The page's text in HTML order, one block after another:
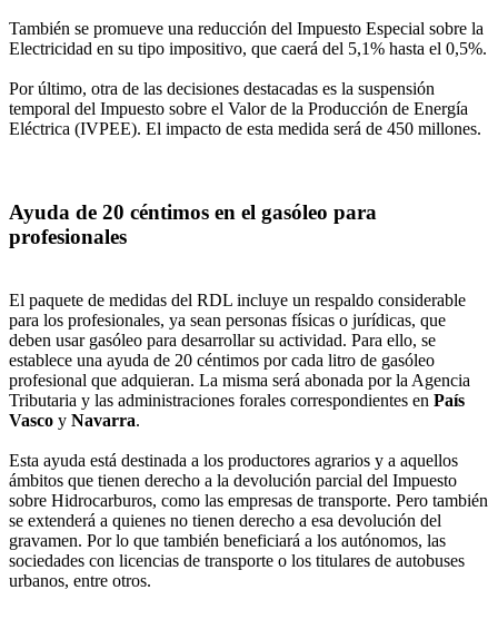
También se promueve una reducción del Impuesto Especial sobre la
Electricidad en su tipo impositivo, que caerá del 5,1% hasta el 0,5%.
Por último, otra de las decisiones destacadas es la suspensión
temporal del Impuesto sobre el Valor de la Producción de Energía
Eléctrica (IVPEE). El impacto de esta medida será de 450 millones.
Ayuda de 20 céntimos en el gasóleo para
profesionales
El paquete de medidas del RDL incluye un respaldo considerable
para los profesionales, ya sean personas físicas o jurídicas, que
deben usar gasóleo para desarrollar su actividad. Para ello, se
establece una ayuda de 20 céntimos por cada litro de gasóleo
profesional que adquieran. La misma será abonada por la Agencia
Tributaria y las administraciones forales correspondientes en País
Vasco y Navarra.
Esta ayuda está destinada a los productores agrarios y a aquellos
ámbitos que tienen derecho a la devolución parcial del Impuesto
sobre Hidrocarburos, como las empresas de transporte. Pero también
se extenderá a quienes no tienen derecho a esa devolución del
gravamen. Por lo que también beneficiará a los autónomos, las
sociedades con licencias de transporte o los titulares de autobuses
urbanos, entre otros.